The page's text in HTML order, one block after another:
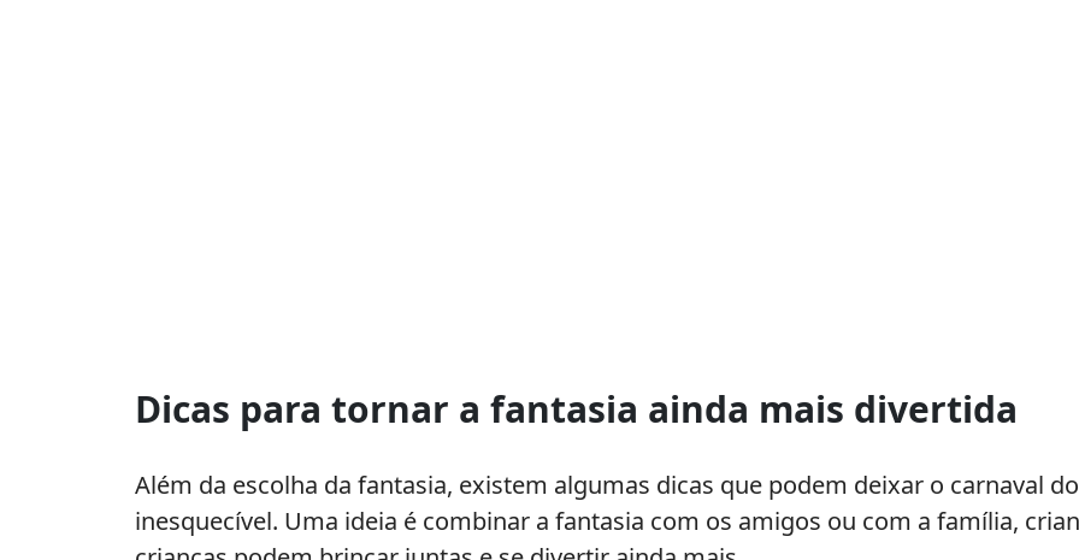
Dicas para tornar a fantasia ainda mais divertida
Além da escolha da fantasia, existem algumas dicas que podem deixar o carnaval
inesquecível. Uma ideia é combinar a fantasia com os amigos ou com a família,